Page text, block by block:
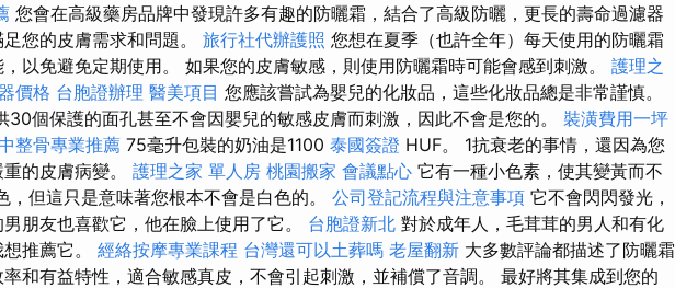
您會在高級藥房品牌中發現許多有趣的防曬霜，結合了高級防曬，更長的壽命過濾器
您的皮膚需求和問題。 旅行社代辦護照 您想在夏季（也許全年）每天使用的防曬霜
以免避免定期使用。 如果您的皮膚敏感，則使用防曬霜時可能會感到刺激。 護理之
價格 台胞證辦理 醫美項目 您應該嘗試為嬰兒的化妝品，這些化妝品總是非常謹慎。
30個保護的面孔甚至不會因嬰兒的敏感皮膚而刺激，因此不會是您的。 裝潢費用一坪
整骨專業推薦 75毫升包裝的奶油是1100 泰國簽證 HUF。 1抗衰老的事情，還因為您
的皮膚病變。 護理之家 單人房 桃園搬家 會議點心 它有一種小色素，使其變黃而不
，但這只是意味著您根本不會是白色的。 公司登記流程與注意事項 它不會閃閃發光，
朋友也喜歡它，他在臉上使用了它。 台胞證新北 對於成年人，毛茸茸的男人和有化
推薦它。 經絡按摩專業課程 台灣還可以土葬嗎 老屋翻新 大多數評論都描述了防曬霜
和有益特性，適合敏感真皮，不會引起刺激，並補償了音調。 最好將其集成到您的